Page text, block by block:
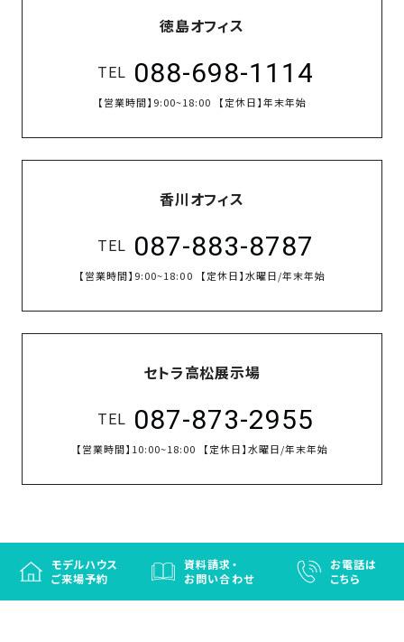
モデルハウス
ご来場予約
資料請求・
お問い合わせ
お電話は
こちら
徳島オフィス
TEL 088-698-1114
【営業時間】 9:00~18:00 【定休日】年末年始
香川オフィス
TEL 087-883-8787
【営業時間】 9:00~18:00 【定休日】水曜日/年末年始
セトラ高松展示場
TEL 087-873-2955
【営業時間】 10:00~18:00 【定休日】水曜日/年末年始